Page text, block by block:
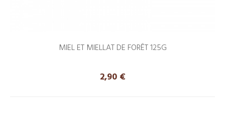
MIEL ET MIELLAT DE FORÊT 125G
Precio
2,90 €